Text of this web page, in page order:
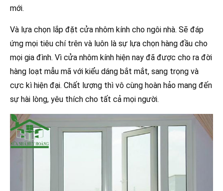
mới.
Và lựa chọn lắp đặt cửa nhôm kính cho ngôi nhà. Sẽ đáp
ứng mọi tiêu chí trên và luôn là sự lựa chọn hàng đầu cho
mọi gia đình. Vì cửa nhôm kính hiện nay đã được cho ra đời
hàng loạt mẫu mã với kiểu dáng bắt mắt, sang trọng và
cực kì hiện đại. Chất lượng thì vô cùng hoàn hảo mang đến
sự hài lòng, yêu thích cho tất cả mọi người.